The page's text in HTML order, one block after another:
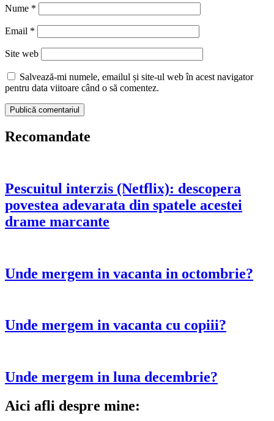
Nume *
Email *
Site web
Salvează-mi numele, emailul și site-ul web în acest navigator
pentru data viitoare când o să comentez.
Recomandate
Pescuitul interzis (Netflix): descopera
povestea adevarata din spatele acestei
drame marcante
Unde mergem in vacanta in octombrie?
Unde mergem in vacanta cu copiii?
Unde mergem in luna decembrie?
Aici afli despre mine: